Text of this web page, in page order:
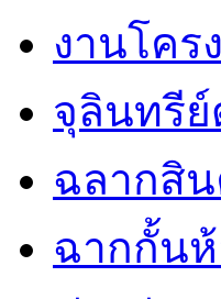
งานโคร
จุลินทรี
ฉลากสิ
ฉากกั้นห้